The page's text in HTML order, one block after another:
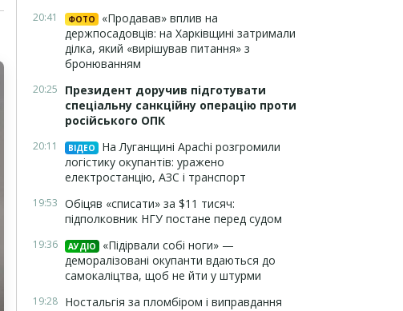
20:41 ФОТО
«Продавав» вплив на
держпосадовців: на Харківщині затримали
ділка, який «вирішував питання» з
бронюванням
20:25
Президент доручив підготувати
спеціальну санкційну операцію проти
російського ОПК
20:11 ВІДЕО
На Луганщині Apachi розгромили
логістику окупантів: уражено
електростанцію, АЗС і транспорт
19:53 Обіцяв «списати» за $11 тисяч:
підполковник НГУ постане перед судом
19:36 АУДІО
«Підірвали собі ноги» —
деморалізовані окупанти вдаються до
самокаліцтва, щоб не йти у штурми
19:28 Ностальгія за пломбіром і виправдання